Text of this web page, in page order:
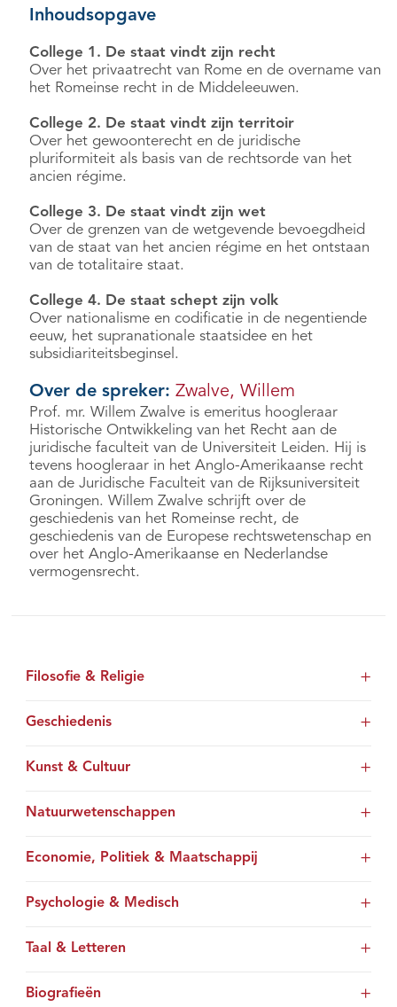
Inhoudsopgave
College 1. De staat vindt zijn recht
Over het privaatrecht van Rome en de overname van
het Romeinse recht in de Middeleeuwen.
College 2. De staat vindt zijn territoir
Over het gewoonterecht en de juridische
pluriformiteit als basis van de rechtsorde van het
ancien régime.
College 3. De staat vindt zijn wet
Over de grenzen van de wetgevende bevoegdheid
van de staat van het ancien régime en het ontstaan
van de totalitaire staat.
College 4. De staat schept zijn volk
Over nationalisme en codificatie in de negentiende
eeuw, het supranationale staatsidee en het
subsidiariteitsbeginsel.
Over de spreker: Zwalve, Willem
Prof. mr. Willem Zwalve is emeritus hoogleraar
Historische Ontwikkeling van het Recht aan de
juridische faculteit van de Universiteit Leiden. Hij is
tevens hoogleraar in het Anglo-Amerikaanse recht
aan de Juridische Faculteit van de Rijksuniversiteit
Groningen. Willem Zwalve schrijft over de
geschiedenis van het Romeinse recht, de
geschiedenis van de Europese rechtswetenschap en
over het Anglo-Amerikaanse en Nederlandse
vermogensrecht.
Filosofie & Religie
Geschiedenis
Kunst & Cultuur
Natuurwetenschappen
Economie, Politiek & Maatschappij
Psychologie & Medisch
Taal & Letteren
Biografieën